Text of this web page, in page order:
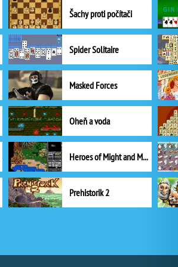
Šachy proti počítači
Spider Solitaire
Masked Forces
Oheň a voda
Heroes of Might and Magic II
Prehistorik 2